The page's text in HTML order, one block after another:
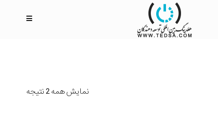
نمایش همه 2 نتیجه